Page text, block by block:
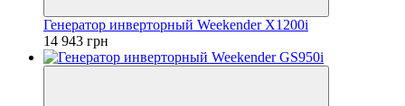
Генератор инверторный Weekender X1200i
14 943 грн